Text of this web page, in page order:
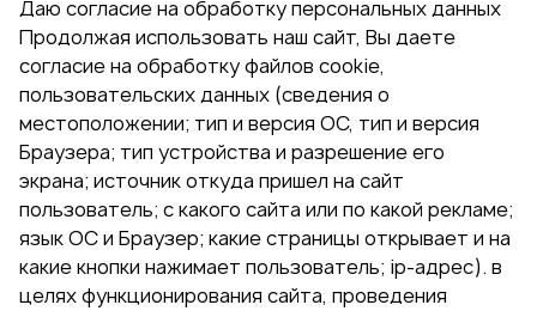
Даю согласие на обработку персональных данных
Продолжая использовать наш сайт, Вы даете
согласие на обработку файлов cookie,
пользовательских данных (сведения о
местоположении; тип и версия ОС, тип и версия
Браузера; тип устройства и разрешение его
экрана; источник откуда пришел на сайт
пользователь; с какого сайта или по какой рекламе;
язык ОС и Браузер; какие страницы открывает и на
какие кнопки нажимает пользователь; ip-адрес). в
целях функционирования сайта, проведения